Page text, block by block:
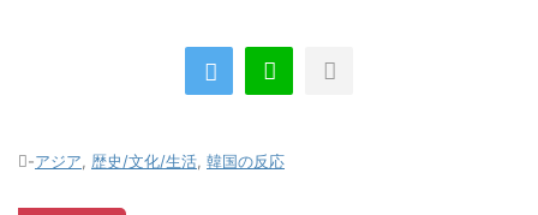
-アジア 歴史/文化/生活 韓国の反応